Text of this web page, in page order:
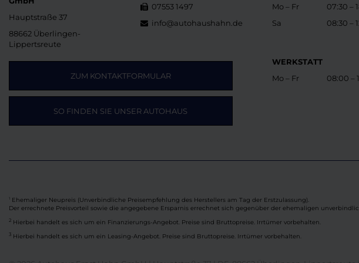
Hauptstraße 37
88662 Überlingen-
Lippertsreute
07553 1497
info@autohaushahn.de
ZUM KONTAKTFORMULAR
SO FINDEN SIE UNSER AUTOHAUS
Mo – Fr
Sa
07:30 –
08:30 –
WERKSTATT
Mo – Fr
08:00 –
Ehemaliger Neupreis (Unverbindliche Preisempfehlung des Herstellers am Tag der Erstzulassung).
Der errechnete Preisvorteil sowie die angegebene Ersparnis errechnet sich gegenüber der ehemaligen
2 Hierbei handelt es sich um ein Finanzierungs-Angebot. Preise sind Bruttopreise. Irrtümer vorbehalten.
3 Hierbei handelt es sich um ein Leasing-Angebot. Preise sind Bruttopreise. Irrtümer vorbehalten.